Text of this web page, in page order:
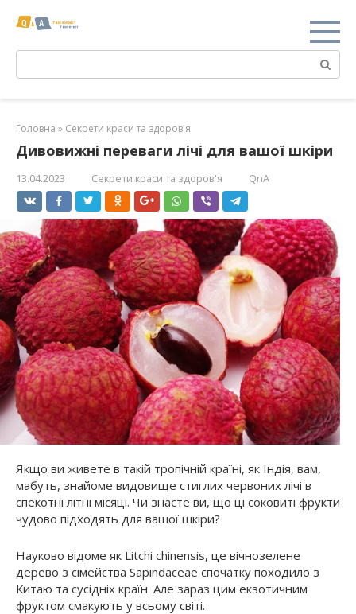
Поиск:
Головна » Секрети краси та здоров'я
Дивовижні переваги лічі для вашої шкіри
13.04.2023 Секрети краси та здоров'я QnA
Якщо ви живете в такій тропічній країні, як Індія, вам,
мабуть, знайоме видовище стиглих червоних лічі в
спекотні літні місяці. Чи знаєте ви, що ці соковиті фрукти
чудово підходять для вашої шкіри?
Науково відоме як Litchi chinensis, це вічнозелене
дерево з сімейства Sapindaceae спочатку походило з
Китаю та сусідніх країн. Але зараз цим екзотичним
фруктом смакують у всьому світі.